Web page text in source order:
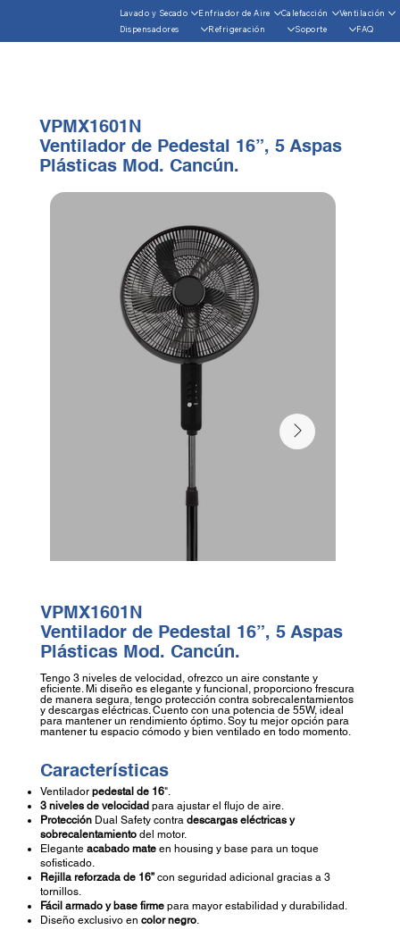
Lavado y Secado Enfriador de Aire Calefacción
Ventilación
Dispensadores
Refrigeración Soporte FAQ
VPMX1601N
Ventilador de Pedestal 16”, 5 Aspas
Plásticas Mod. Cancún.
VPMX1601N
Ventilador de Pedestal 16”, 5 Aspas
Plásticas Mod. Cancún.
Tengo 3 niveles de velocidad, ofrezco un aire constante y
eficiente. Mi diseño es elegante y funcional, proporciono frescura
de manera segura, tengo protección contra sobrecalentamientos
y descargas eléctricas. Cuento con una potencia de 55W, ideal
para mantener un rendimiento óptimo. Soy tu mejor opción para
mantener tu espacio cómodo y bien ventilado en todo momento.
Características
Ventiladorpedestal de 16".
3 niveles de velocidadpara ajustar el flujo de aire.
Protección Dual Safety contradescargas eléctricas y
sobrecalentamiento del motor.
Eleganteacabado mateen housing y base para un toque
sofisticado.
Rejilla reforzada de 16” con seguridad adicional gracias a 3
tornillos.
Fácil armado y base firme para mayor estabilidad y durabilidad.
Diseño exclusivo encolor negro